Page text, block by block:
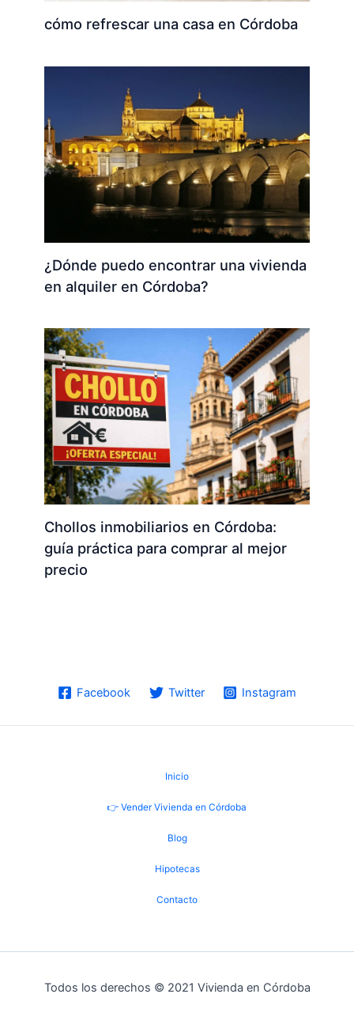
cómo refrescar una casa en Córdoba
¿Dónde puedo encontrar una vivienda
en alquiler en Córdoba?
Chollos inmobiliarios en Córdoba:
guía práctica para comprar al mejor
precio
Facebook Twitter Instagram
Inicio
👉 Vender Vivienda en Córdoba
Blog
Hipotecas
Contacto
Todos los derechos © 2021 Vivienda en Córdoba